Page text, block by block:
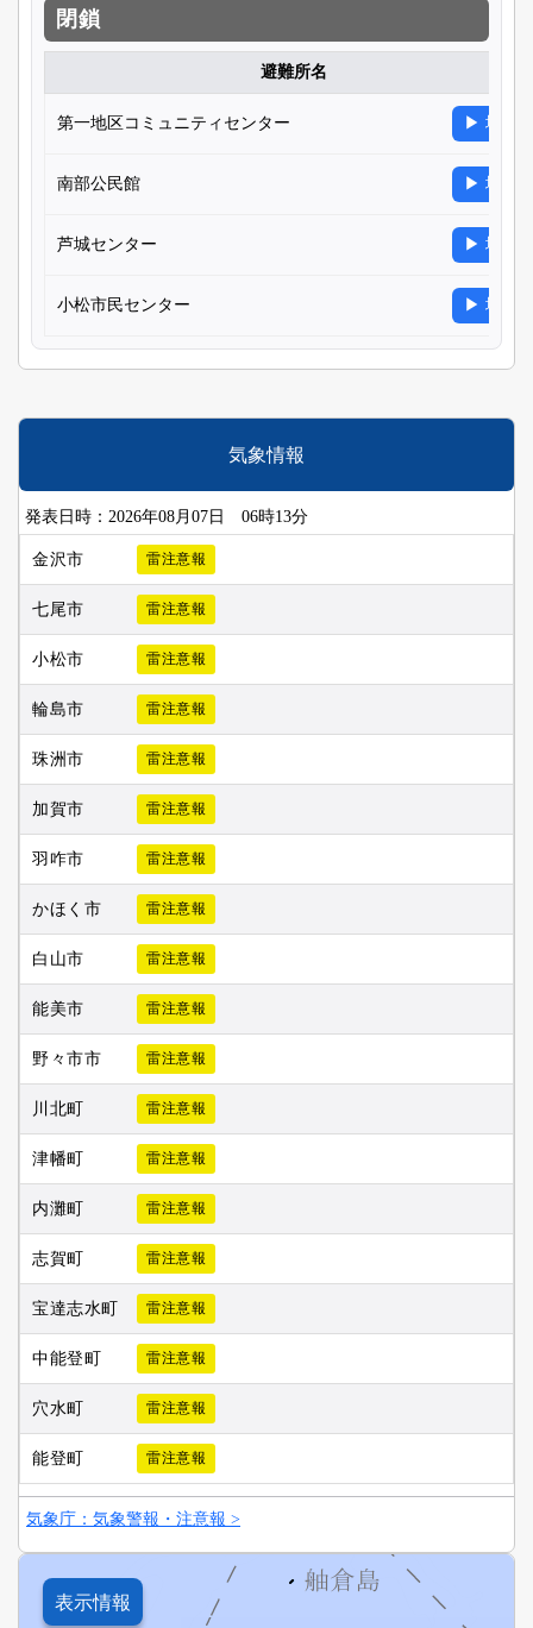
閉鎖
避難所名
第一地区コミュニティセンター ▶ 地図
南部公民館 ▶ 地図
芦城センター ▶ 地図
小松市民センター ▶ 地図
気象情報
発表日時：2026年08月07日 06時13分
金沢市 雷注意報
七尾市 雷注意報
小松市 雷注意報
輪島市 雷注意報
珠洲市 雷注意報
加賀市 雷注意報
羽咋市 雷注意報
かほく市 雷注意報
白山市 雷注意報
能美市 雷注意報
野々市市 雷注意報
川北町 雷注意報
津幡町 雷注意報
内灘町 雷注意報
志賀町 雷注意報
宝達志水町 雷注意報
中能登町 雷注意報
穴水町 雷注意報
能登町 雷注意報
気象庁：気象警報・注意報 >
表示情報